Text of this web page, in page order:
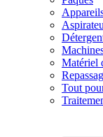
Matériel
Tout